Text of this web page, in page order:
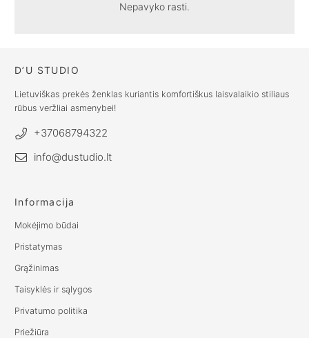
Nepavyko rasti.
D’U STUDIO
Lietuviškas prekės ženklas kuriantis komfortiškus laisvalaikio stiliaus
rūbus veržliai asmenybei!
+37068794322
info@dustudio.lt
Informacija
Mokėjimo būdai
Pristatymas
Grąžinimas
Taisyklės ir sąlygos
Privatumo politika
Priežiūra